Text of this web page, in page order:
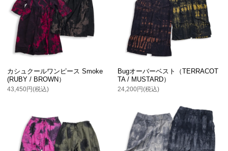
カシュクールワンピース Smoke
(RUBY / BROWN）
43,450円(税込)
Bugオーバーベスト（TERRACOT
TA / MUSTARD）
24,200円(税込)